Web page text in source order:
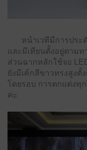
หน้าเวทีมีการประดั
และมีเทียนตั้งอยู่ตามท
ส่วนฉากหลักใช้จอ
ยังมีเค้กสีขาวทรงสูงตั้
โดยรอบ การตกแต่งทุ
ค่ะ